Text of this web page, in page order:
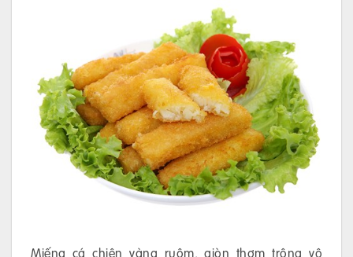
Miếng cá chiên vàng ruộm, giòn thơm trông vô